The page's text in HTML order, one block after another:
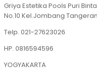
Griya Estetika Pools Puri
No.10 Kel.Jombang
Telp. 021-27623026
HP. 0816594596
YOGYAKARTA